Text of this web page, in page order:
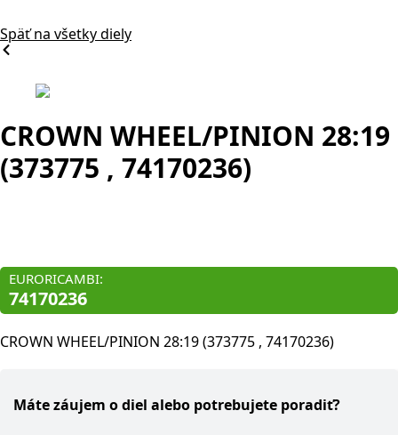
Späť na všetky diely
CROWN WHEEL/PINION 28:19
(373775 , 74170236)
EURORICAMBI:
74170236
CROWN WHEEL/PINION 28:19 (373775 , 74170236)
Máte záujem o diel alebo potrebujete poradiť?